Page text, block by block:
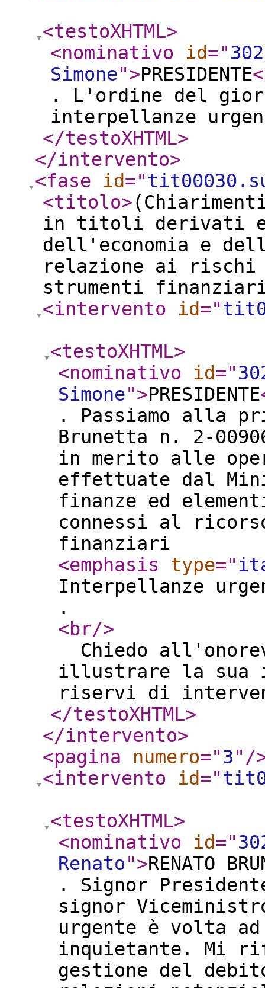
<testoXHTML>
<nominativo
id="
Simone">PRESIDENTE
. L'ordine del
interpellanze
</testoXHTML>
</intervento>
<fase
id="
<titolo>
in titoli derivati
dell'economia e
relazione ai
strumenti
<intervento
id="
<testoXHTML>
<nominativo
id="
Simone">PRESIDENTE
. Passiamo alla
Brunetta n. 2-
in merito alle
effettuate dal
finanze ed
connessi al
finanziari
<emphasis
type="
Interpellanze
.
<br/>
Chiedo
illustrare la sua
riservi di
</testoXHTML>
</intervento>
<pagina
numero="3" /
<intervento
id="
<testoXHTML>
<nominativo
id="
Renato">RENATO
. Signor
signor
urgente è volta
inquietante. Mi
gestione del